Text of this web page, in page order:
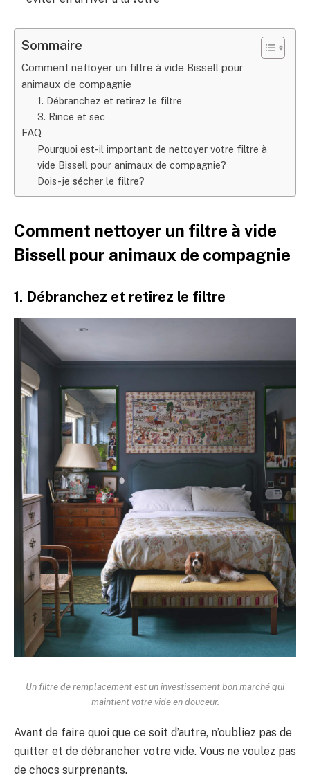
Sommaire
Comment nettoyer un filtre à vide Bissell pour
animaux de compagnie
1. Débranchez et retirez le filtre
3. Rince et sec
FAQ
Pourquoi est-il important de nettoyer votre filtre à
vide Bissell pour animaux de compagnie?
Dois-je sécher le filtre?
Comment nettoyer un filtre à vide
Bissell pour animaux de compagnie
1. Débranchez et retirez le filtre
Un filtre de remplacement est un investissement bon marché qui
maintient votre vide en douceur.
Avant de faire quoi que ce soit d’autre, n’oubliez pas de
quitter et de débrancher votre vide. Vous ne voulez pas
de chocs surprenants.